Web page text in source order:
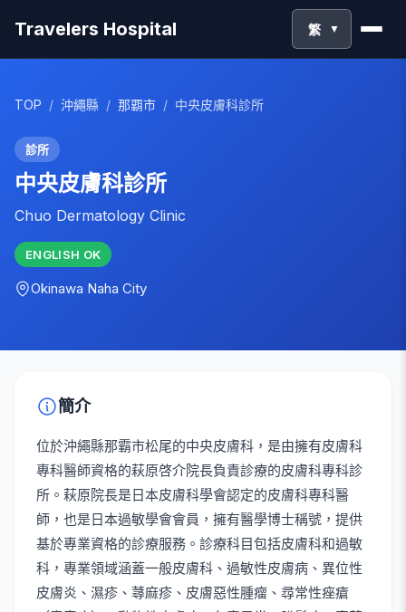
Travelers Hospital 繁 ▼
TOP / 沖繩縣 / 那覇市 / 中央皮膚科診所
診所
中央皮膚科診所
Chuo Dermatology Clinic
ENGLISH OK
Okinawa Naha City
簡介
位於沖繩縣那霸市松尾的中央皮膚科，是由擁有皮膚科
專科醫師資格的萩原啓介院長負責診療的皮膚科專科診
所。萩原院長是日本皮膚科學會認定的皮膚科專科醫
師，也是日本過敏學會會員，擁有醫學博士稱號，提供
基於專業資格的診療服務。診療科目包括皮膚科和過敏
科，專業領域涵蓋一般皮膚科、過敏性皮膚病、異位性
皮膚炎、濕疹、蕁麻疹、皮膚惡性腫瘤、尋常性痤瘡